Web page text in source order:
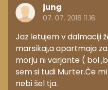
jung
07. 07. 2016 11.16
Jaz letujem v dalmaciji
marsikaj,a apartmaja
morju ni varjante ( bol
sem si tudi Murter.Če
nebi šel tja.